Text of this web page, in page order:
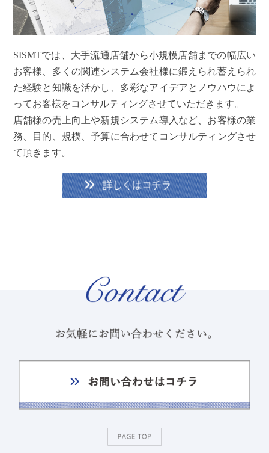
SISMTでは、大手流通店舗から小規模店舗までの幅広い
お客様、多くの関連システム会社様に鍛えられ蓄えられ
た経験と知識を活かし、多彩なアイデアとノウハウによ
ってお客様をコンサルティングさせていただきます。
店舗様の売上向上や新規システム導入など、お客様の業
務、目的、規模、予算に合わせてコンサルティングさせ
て頂きます。